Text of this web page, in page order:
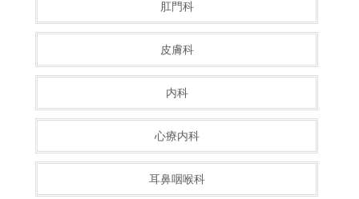
肛門科
皮膚科
内科
心療内科
耳鼻咽喉科